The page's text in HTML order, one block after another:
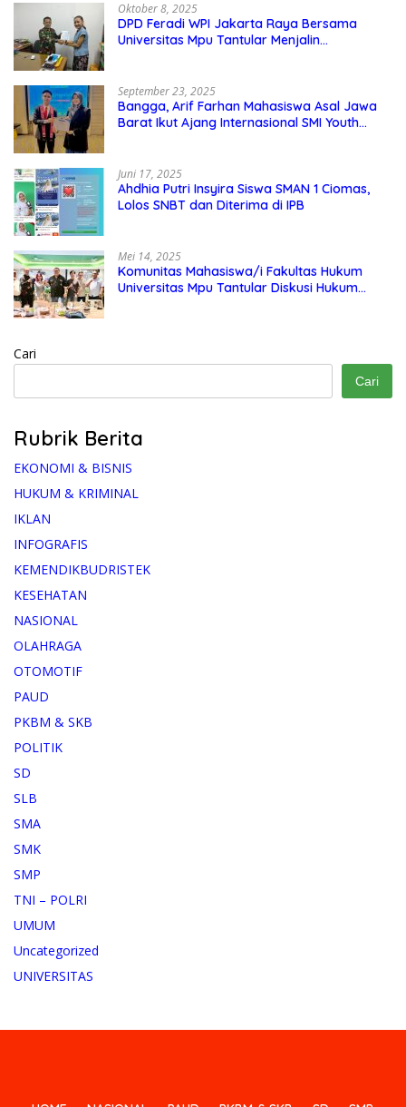
Oktober 8, 2025
DPD Feradi WPI Jakarta Raya Bersama
Universitas Mpu Tantular Menjalin
September 23, 2025
Bangga, Arif Farhan Mahasiswa Asal Jawa
Barat Ikut Ajang Internasional SMI Youth
Juni 17, 2025
Ahdhia Putri Insyira Siswa SMAN 1 Ciomas,
Lolos SNBT dan Diterima di IPB
Mei 14, 2025
Komunitas Mahasiswa/i Fakultas Hukum
Universitas Mpu Tantular Diskusi Hukum
Cari
Cari
Rubrik Berita
EKONOMI & BISNIS
HUKUM & KRIMINAL
IKLAN
INFOGRAFIS
KEMENDIKBUDRISTEK
KESEHATAN
NASIONAL
OLAHRAGA
OTOMOTIF
PAUD
PKBM & SKB
POLITIK
SD
SLB
SMA
SMK
SMP
TNI – POLRI
UMUM
Uncategorized
UNIVERSITAS